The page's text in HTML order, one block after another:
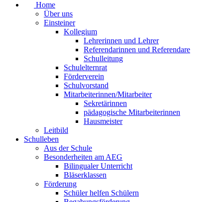
Home
Über uns
Einsteiner
Kollegium
Lehrerinnen und Lehrer
Referendarinnen und Referendare
Schulleitung
Schulelternrat
Förderverein
Schulvorstand
Mitarbeiterinnen/Mitarbeiter
Sekretärinnen
pädagogische Mitarbeiterinnen
Hausmeister
Leitbild
Schulleben
Aus der Schule
Besonderheiten am AEG
Bilingualer Unterricht
Bläserklassen
Förderung
Schüler helfen Schülern